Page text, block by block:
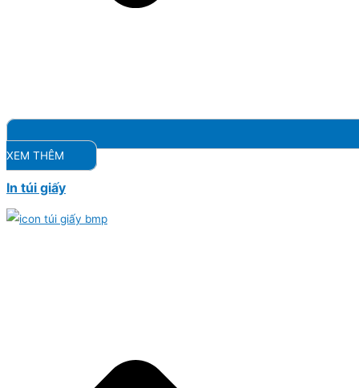
XEM THÊM
In túi giấy